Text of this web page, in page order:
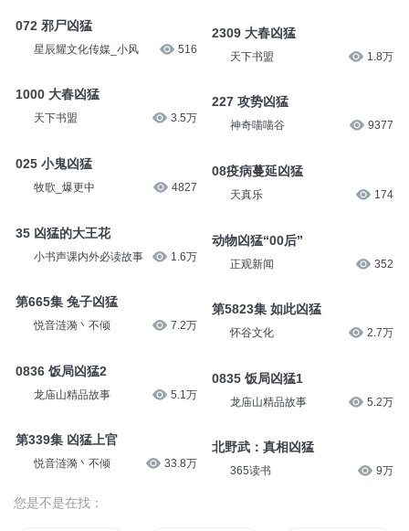
072 邪尸凶猛
星辰耀文化传媒_小风 516
1000 大春凶猛
天下书盟 3.5万
025 小鬼凶猛
牧歌_爆更中 4827
35 凶猛的大王花
小书声课内外必读故事 1.6万
第665集 兔子凶猛
悦音涟漪丶不倾 7.2万
0836 饭局凶猛2
龙庙山精品故事 5.1万
第339集 凶猛上官
悦音涟漪丶不倾 33.8万
2309 大春凶猛
天下书盟 1.8万
227 攻势凶猛
神奇喵喵谷 9377
08疫病蔓延凶猛
天真乐 174
动物凶猛“00后”
正观新闻 352
第5823集 如此凶猛
怀谷文化 2.7万
0835 饭局凶猛1
龙庙山精品故事 5.2万
北野武：真相凶猛
365读书 9万
您是不是在找：